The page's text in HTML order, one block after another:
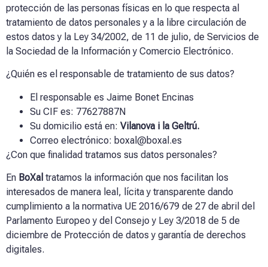
protección de las personas físicas en lo que respecta al
tratamiento de datos personales y a la libre circulación de
estos datos y la Ley 34/2002, de 11 de julio, de Servicios de
la Sociedad de la Información y Comercio Electrónico.
¿Quién es el responsable de tratamiento de sus datos?
El responsable es Jaime Bonet Encinas
Su CIF es: 77627887N
Su domicilio está en: Vilanova i la Geltrú.
Correo electrónico: boxal@boxal.es
¿Con que finalidad tratamos sus datos personales?
En BoXal tratamos la información que nos facilitan los
interesados de manera leal, lícita y transparente dando
cumplimiento a la normativa UE 2016/679 de 27 de abril del
Parlamento Europeo y del Consejo y Ley 3/2018 de 5 de
diciembre de Protección de datos y garantía de derechos
digitales.